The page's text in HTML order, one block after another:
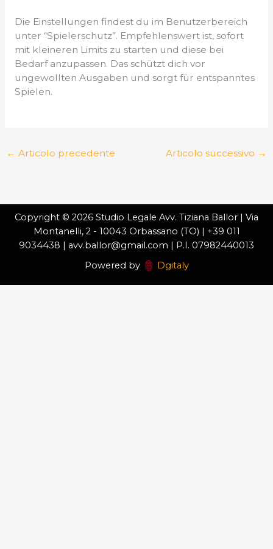
Die Einstellungen findest du im Benutzerbereich
unter “Spielerschutz”. Empfehlenswert ist, sofort
mit kleineren Limits zu starten und diese bei
Bedarf anzupassen. Das schützt dich vor
ungewollten Ausgaben und sorgt für entspanntes
Spielen.
← Articolo precedente Articolo successivo →
Copyright © 2026 Studio Legale Avv. Tiziana Ballor | Via
Montanelli, 2 - 10043 Orbassano (TO) | +39 011
9034438 | avv.ballor@gmail.com | P.I. 07982440013
Powered by
Dgitaly